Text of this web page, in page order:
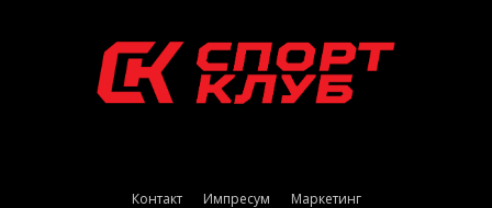
Контакт Импресум Маркетинг